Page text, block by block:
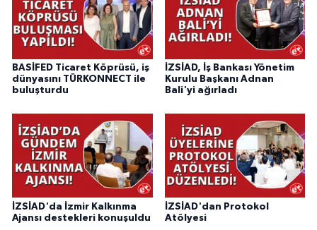
BASİFED Ticaret Köprüsü, iş
dünyasını TÜRKONNECT ile
buluşturdu
İZSİAD, İş Bankası Yönetim
Kurulu Başkanı Adnan
Bali'yi ağırladı
İZSİAD'da İzmir Kalkınma
Ajansı destekleri konuşuldu
İZSİAD'dan Protokol
Atölyesi